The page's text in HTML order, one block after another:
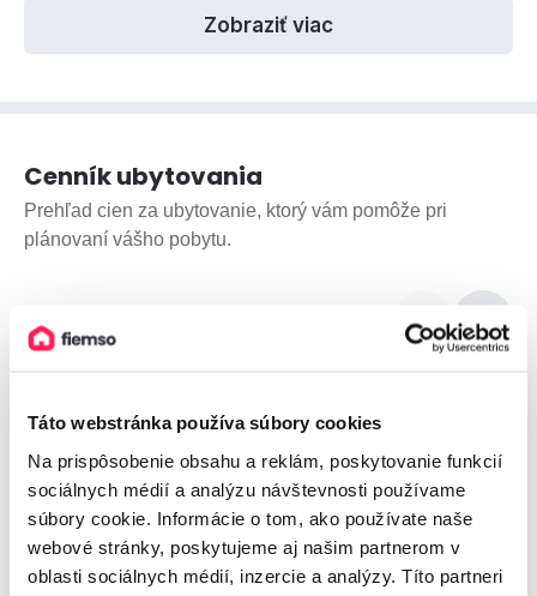
Táto webstránka používa súbory cookies
Na prispôsobenie obsahu a reklám, poskytovanie funkcií
sociálnych médií a analýzu návštevnosti používame
súbory cookie. Informácie o tom, ako používate naše
webové stránky, poskytujeme aj našim partnerom v
oblasti sociálnych médií, inzercie a analýzy. Títo partneri
Zobraziť viac
Cenník ubytovania
Prehľad cien za ubytovanie, ktorý vám pomôže pri
plánovaní vášho pobytu.
0€
110€
220€
440€
1 2 3 4 5 6 7 8 9 10 11 12 13 14 15 16 17 18 19 20 21